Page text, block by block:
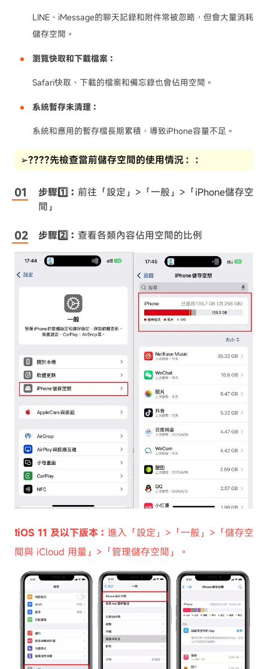
LINE、iMessage的聊天記錄和附件常被忽略，但會大量消耗
儲存空間。
瀏覽快取和下載檔案：
Safari快取、下載的檔案和備忘錄也會佔用空間。
系統暫存未清理：
系統和應用的暫存檔長期累積，導致iPhone容量不足。
➢????先檢查當前儲存空間的使用情況：：
步驟1️⃣： 前往「設定」>「一般」>「iPhone儲存空
間」
步驟2️⃣： 查看各類內容佔用空間的比例
❗iOS 11 及以下版本： 進入「設定」>「一般」>「儲存空
間與 iCloud 用量」>「管理儲存空間」。